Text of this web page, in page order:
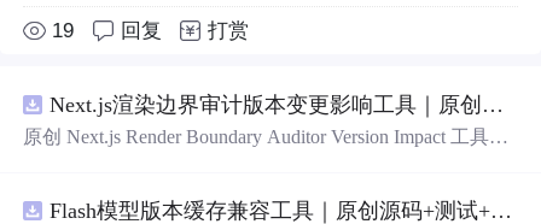
19 回复 打赏
Next.js渲染边界审计版本变更影响工具｜原创源码+测试+离线
原创 Next.js Render Boundary Auditor Version Impact 工具，
入约定、规则参数、结果结构和风险项，识别变更影响。Flash模型版本缓存兼容工具｜原创源码+测试+离线